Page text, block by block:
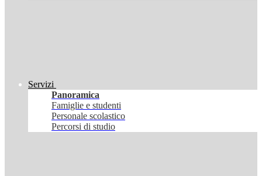
Servizi
Panoramica
Famiglie e studenti
Personale scolastico
Percorsi di studio